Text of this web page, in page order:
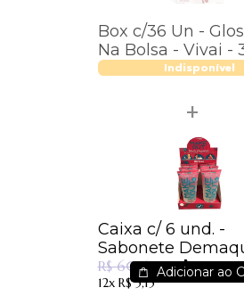
Box c/36 Un -
Na Bolsa - Vivai -
Indisponível
Caixa c/ 6 und. -
Sabonete
Pós Maquiagem -
Out -
R$ 60,64 R$ 45,68
12x R$ 5,15
Adicionar ao